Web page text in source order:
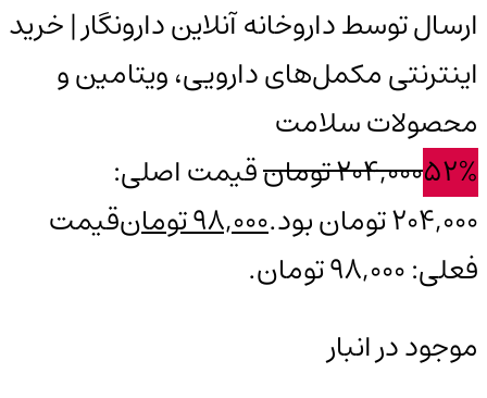
ارسال توسط داروخانه آنلاین دارونگار | خرید
اینترنتی مکمل‌های دارویی، ویتامین و
محصولات سلامت
52%
204,000تومانقیمت اصلی:
204,000 تومان بود.
98,000تومانقیمت
فعلی: 98,000 تومان.
موجود در انبار